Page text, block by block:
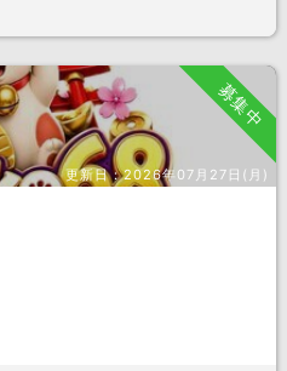
募集中
更新日：2026年07月27日(月)